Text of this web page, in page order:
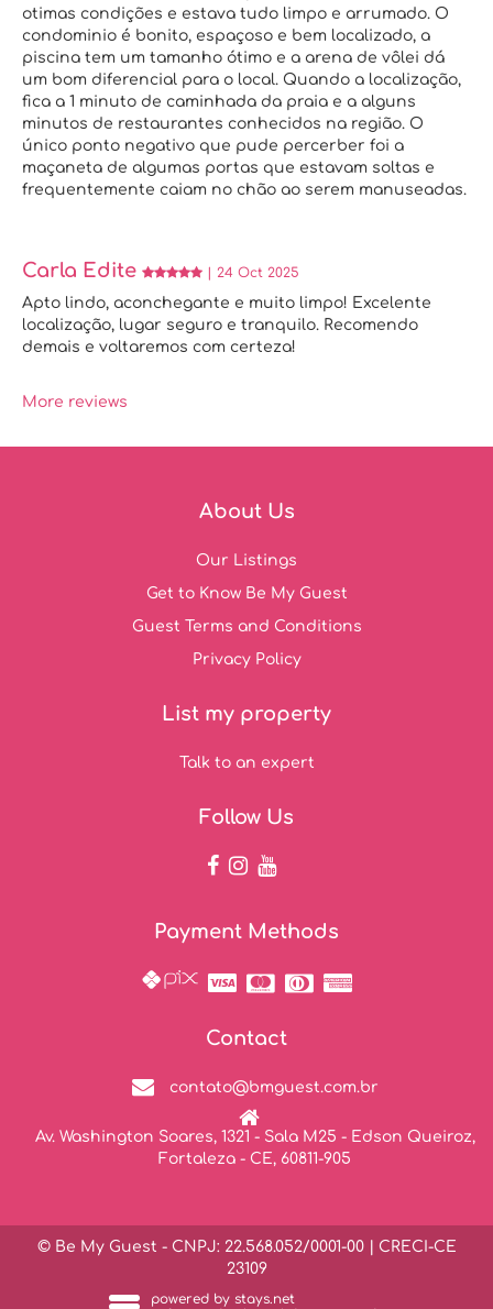
otimas condições e estava tudo limpo e arrumado. O
condominio é bonito, espaçoso e bem localizado, a
piscina tem um tamanho ótimo e a arena de vôlei dá
um bom diferencial para o local. Quando a localização,
fica a 1 minuto de caminhada da praia e a alguns
minutos de restaurantes conhecidos na região. O
único ponto negativo que pude percerber foi a
maçaneta de algumas portas que estavam soltas e
frequentemente caiam no chão ao serem manuseadas.
Carla Edite | 24 Oct 2025
Apto lindo, aconchegante e muito limpo! Excelente
localização, lugar seguro e tranquilo. Recomendo
demais e voltaremos com certeza!
More reviews
About Us
Our Listings
Get to Know Be My Guest
Guest Terms and Conditions
Privacy Policy
List my property
Talk to an expert
Follow Us
Payment Methods
Contact
contato@bmguest.com.br
Av. Washington Soares, 1321 - Sala M25 - Edson Queiroz,
Fortaleza - CE, 60811-905
© Be My Guest - CNPJ: 22.568.052/0001-00 | CRECI-CE
23109
powered by stays.net